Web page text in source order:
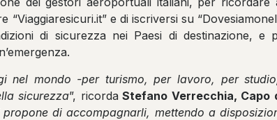
“Viaggiaresicuri.it” e di iscriversi su
di sicurezza nei Paesi di destinazione, e
nel mondo -per turismo, per lavoro, per
sicurezza”, ricorda Stefano Verrecchia, Capo
di accompagnarli, mettendo a